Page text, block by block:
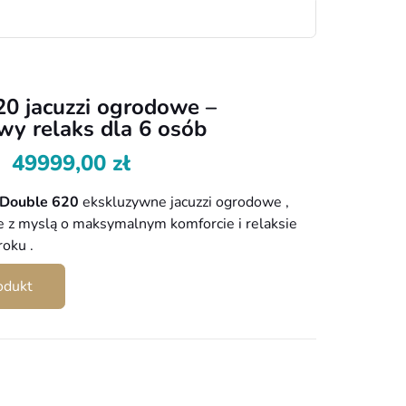
jacuzzi ogrodowe –
relaks dla 6 osób
49999,00 zł
Double 620 ekskluzywne jacuzzi ogrodowe ,
z myslą o maksymalnym komforcie i relaksie
.